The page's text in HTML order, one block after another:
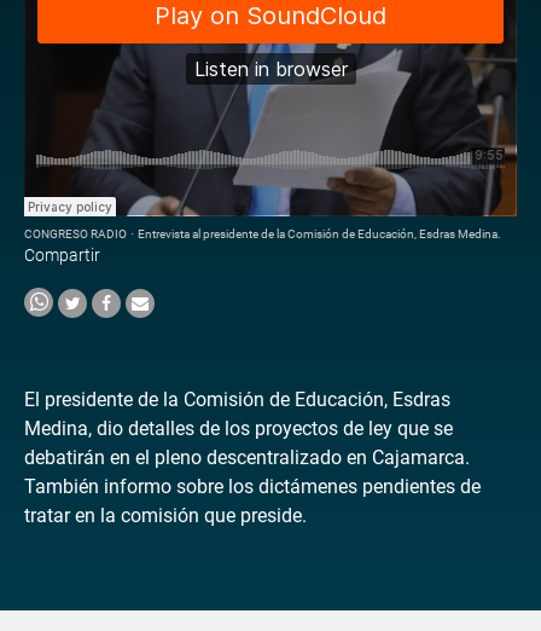
CONGRESO RADIO · Entrevista al presidente de la Comisión de Educación, Esdras Medina.
Compartir
El presidente de la Comisión de Educación, Esdras
Medina, dio detalles de los proyectos de ley que se
debatirán en el pleno descentralizado en Cajamarca.
También informo sobre los dictámenes pendientes de
tratar en la comisión que preside.